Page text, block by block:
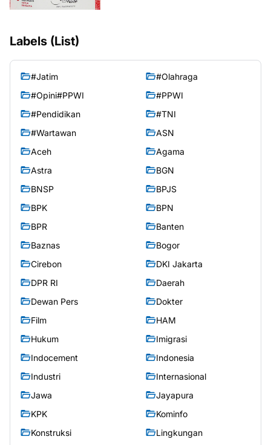
Labels (List)
#Jatim
#Olahraga
#Opini#PPWI
#PPWI
#Pendidikan
#TNI
#Wartawan
ASN
Aceh
Agama
Astra
BGN
BNSP
BPJS
BPK
BPN
BPR
Banten
Baznas
Bogor
Cirebon
DKI Jakarta
DPR RI
Daerah
Dewan Pers
Dokter
Film
HAM
Hukum
Imigrasi
Indocement
Indonesia
Industri
Internasional
Jawa
Jayapura
KPK
Kominfo
Konstruksi
Lingkungan